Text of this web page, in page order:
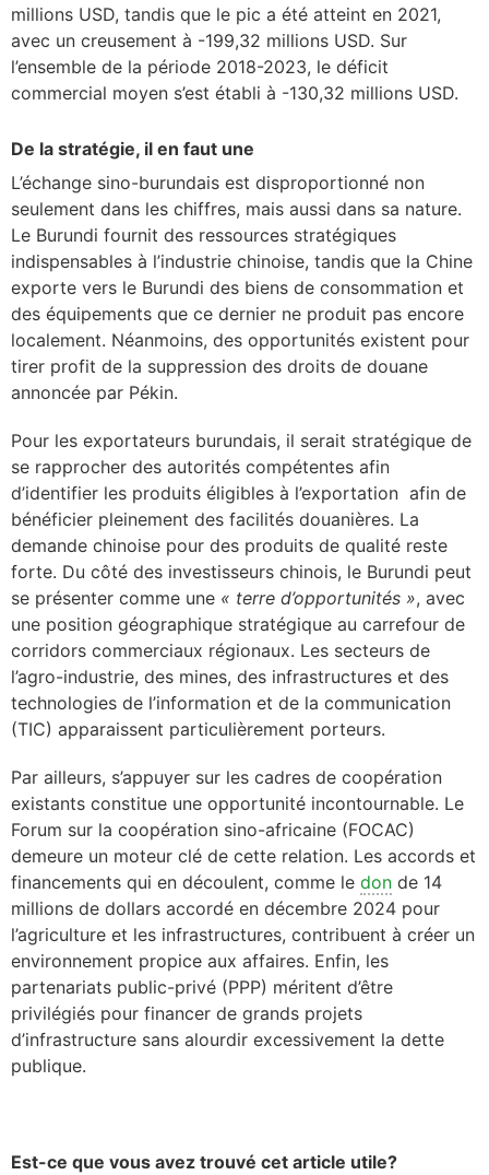
millions USD, tandis que le pic a été atteint en 2021,
avec un creusement à -199,32 millions USD. Sur
l’ensemble de la période 2018-2023, le déficit
commercial moyen s’est établi à -130,32 millions USD.
De la stratégie, il en faut une
L’échange sino-burundais est disproportionné non
seulement dans les chiffres, mais aussi dans sa nature.
Le Burundi fournit des ressources stratégiques
indispensables à l’industrie chinoise, tandis que la Chine
exporte vers le Burundi des biens de consommation et
des équipements que ce dernier ne produit pas encore
localement. Néanmoins, des opportunités existent pour
tirer profit de la suppression des droits de douane
annoncée par Pékin.
Pour les exportateurs burundais, il serait stratégique de
se rapprocher des autorités compétentes afin
d’identifier les produits éligibles à l’exportation afin de
bénéficier pleinement des facilités douanières. La
demande chinoise pour des produits de qualité reste
forte. Du côté des investisseurs chinois, le Burundi peut
se présenter comme une « terre d’opportunités », avec
une position géographique stratégique au carrefour de
corridors commerciaux régionaux. Les secteurs de
l’agro-industrie, des mines, des infrastructures et des
technologies de l’information et de la communication
(TIC) apparaissent particulièrement porteurs.
Par ailleurs, s’appuyer sur les cadres de coopération
existants constitue une opportunité incontournable. Le
Forum sur la coopération sino-africaine (FOCAC)
demeure un moteur clé de cette relation. Les accords et
financements qui en découlent, comme le don de 14
millions de dollars accordé en décembre 2024 pour
l’agriculture et les infrastructures, contribuent à créer un
environnement propice aux affaires. Enfin, les
partenariats public-privé (PPP) méritent d’être
privilégiés pour financer de grands projets
d’infrastructure sans alourdir excessivement la dette
publique.
Est-ce que vous avez trouvé cet article utile?